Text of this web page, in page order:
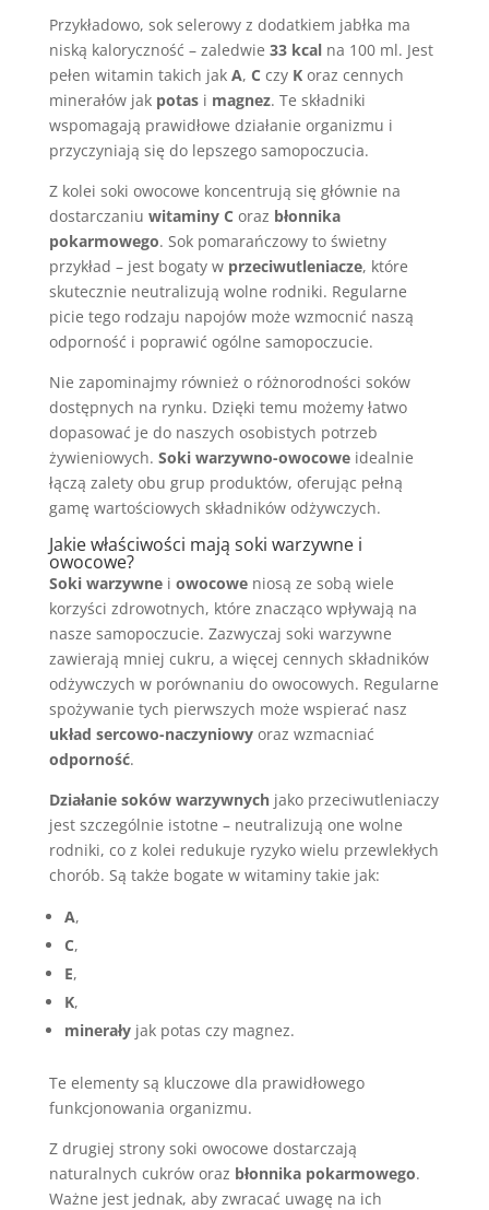
Przykładowo, sok selerowy z dodatkiem jabłka ma
niską kaloryczność – zaledwie 33 kcalna 100 ml. Jest
pełen witamin takich jak A, C czy Koraz cennych
minerałów jak potasi magnez. Te składniki
wspomagają prawidłowe działanie organizmu i
przyczyniają się do lepszego samopoczucia.
Z kolei soki owocowe koncentrują się głównie na
dostarczaniu witaminy C oraz błonnika
pokarmowego. Sok pomarańczowy to świetny
przykład – jest bogaty w przeciwutleniacze, które
skutecznie neutralizują wolne rodniki. Regularne
picie tego rodzaju napojów może wzmocnić naszą
odporność i poprawić ogólne samopoczucie.
Nie zapominajmy również o różnorodności soków
dostępnych na rynku. Dzięki temu możemy łatwo
dopasować je do naszych osobistych potrzeb
żywieniowych. Soki warzywno-owocoweidealnie
łączą zalety obu grup produktów, oferując pełną
gamę wartościowych składników odżywczych.
Jakie właściwości mają soki warzywne i
owocowe?
Soki warzywnei owocoweniosą ze sobą wiele
korzyści zdrowotnych, które znacząco wpływają na
nasze samopoczucie. Zazwyczaj soki warzywne
zawierają mniej cukru, a więcej cennych składników
odżywczych w porównaniu do owocowych. Regularne
spożywanie tych pierwszych może wspierać nasz
układ sercowo-naczyniowyoraz wzmacniać
odporność.
Działanie soków warzywnychjako przeciwutleniaczy
jest szczególnie istotne – neutralizują one wolne
rodniki, co z kolei redukuje ryzyko wielu przewlekłych
chorób. Są także bogate w witaminy takie jak:
A,
C,
E,
K,
minerałyjak potas czy magnez.
Te elementy są kluczowe dla prawidłowego
funkcjonowania organizmu.
Z drugiej strony soki owocowe dostarczają
naturalnych cukrów oraz błonnika pokarmowego.
Ważne jest jednak, aby zwracać uwagę na ich